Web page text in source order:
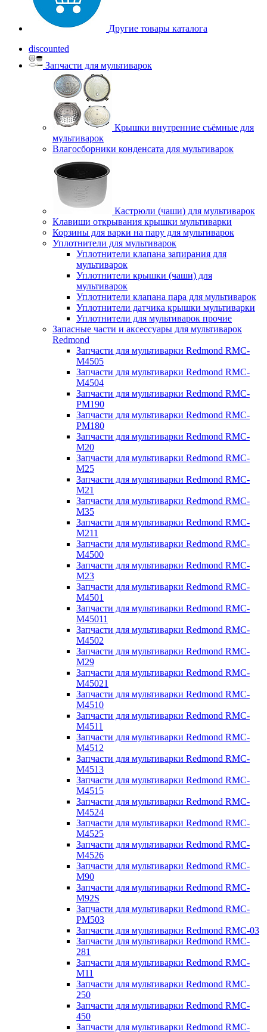
Другие товары каталога
discounted
Запчасти для мультиварок
Крышки внутренние съёмные для
мультиварок
Влагосборники конденсата для мультиварок
Кастрюли (чаши) для мультиварок
Клавиши открывания крышки мультиварки
Корзины для варки на пару для мультиварок
Уплотнители для мультиварок
Уплотнители клапана запирания для
мультиварок
Уплотнители крышки (чаши) для
мультиварок
Уплотнители клапана пара для мультиварок
Уплотнители датчика крышки мультиварки
Уплотнители для мультиварок прочие
Запасные части и аксессуары для мультиварок
Redmond
Запчасти для мультиварки Redmond RMC-
M4505
Запчасти для мультиварки Redmond RMC-
M4504
Запчасти для мультиварки Redmond RMC-
PM190
Запчасти для мультиварки Redmond RMC-
PM180
Запчасти для мультиварки Redmond RMC-
M20
Запчасти для мультиварки Redmond RMC-
M25
Запчасти для мультиварки Redmond RMC-
M21
Запчасти для мультиварки Redmond RMC-
M35
Запчасти для мультиварки Redmond RMC-
M211
Запчасти для мультиварки Redmond RMC-
M4500
Запчасти для мультиварки Redmond RMC-
M23
Запчасти для мультиварки Redmond RMC-
M4501
Запчасти для мультиварки Redmond RMC-
M45011
Запчасти для мультиварки Redmond RMC-
M4502
Запчасти для мультиварки Redmond RMC-
M29
Запчасти для мультиварки Redmond RMC-
M45021
Запчасти для мультиварки Redmond RMC-
M4510
Запчасти для мультиварки Redmond RMC-
M4511
Запчасти для мультиварки Redmond RMC-
M4512
Запчасти для мультиварки Redmond RMC-
M4513
Запчасти для мультиварки Redmond RMC-
M4515
Запчасти для мультиварки Redmond RMC-
M4524
Запчасти для мультиварки Redmond RMC-
M4525
Запчасти для мультиварки Redmond RMC-
M4526
Запчасти для мультиварки Redmond RMC-
M90
Запчасти для мультиварки Redmond RMC-
M92S
Запчасти для мультиварки Redmond RMC-
PM503
Запчасти для мультиварки Redmond RMC-03
Запчасти для мультиварки Redmond RMC-
281
Запчасти для мультиварки Redmond RMC-
M11
Запчасти для мультиварки Redmond RMC-
250
Запчасти для мультиварки Redmond RMC-
450
Запчасти для мультиварки Redmond RMC-